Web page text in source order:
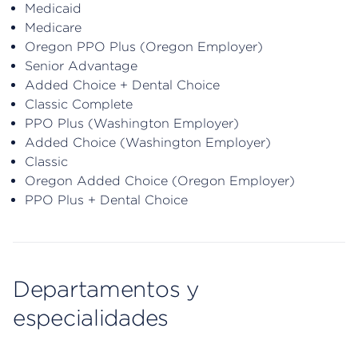
Medicaid
Medicare
Oregon PPO Plus (Oregon Employer)
Senior Advantage
Added Choice + Dental Choice
Classic Complete
PPO Plus (Washington Employer)
Added Choice (Washington Employer)
Classic
Oregon Added Choice (Oregon Employer)
PPO Plus + Dental Choice
Departamentos y
especialidades